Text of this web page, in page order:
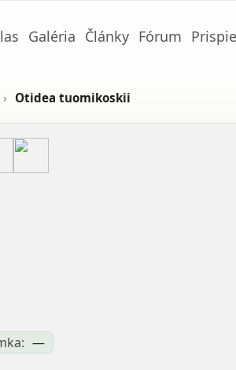
Galéria Články Fórum
› Otidea tuomikoskii
—